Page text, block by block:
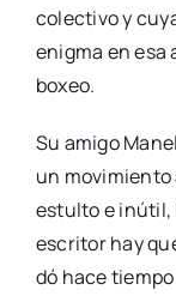
colec­ti­vo y
enig­ma en esa
boxeo.
Su ami­go
un
estul­to e inú­til,
escri­tor hay
dó hace